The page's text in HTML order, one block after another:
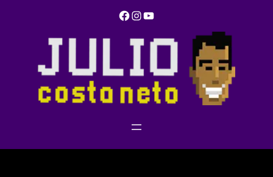
Facebook Instagram YouTube